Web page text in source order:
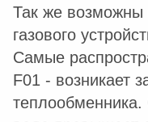
Так же возможны
газового
Самые
F01 - возникает